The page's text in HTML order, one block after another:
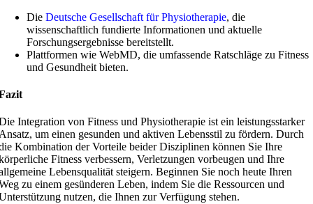
Die Deutsche Gesellschaft für Physiotherapie, die
wissenschaftlich fundierte Informationen und aktuelle
Forschungsergebnisse bereitstellt.
Plattformen wie WebMD, die umfassende Ratschläge zu Fitness
und Gesundheit bieten.
Integration von Fitness und Physiotherapie ist ein leistungsstarker
um einen gesunden und aktiven Lebensstil zu fördern. Durch
Kombination der Vorteile beider Disziplinen können Sie Ihre
Fitness verbessern, Verletzungen vorbeugen und Ihre
Lebensqualität steigern. Beginnen Sie noch heute Ihren
zu einem gesünderen Leben, indem Sie die Ressourcen und
nutzen, die Ihnen zur Verfügung stehen.